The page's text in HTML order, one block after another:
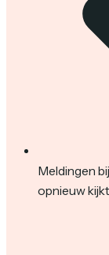
Meldingen
opnieuw kijkt